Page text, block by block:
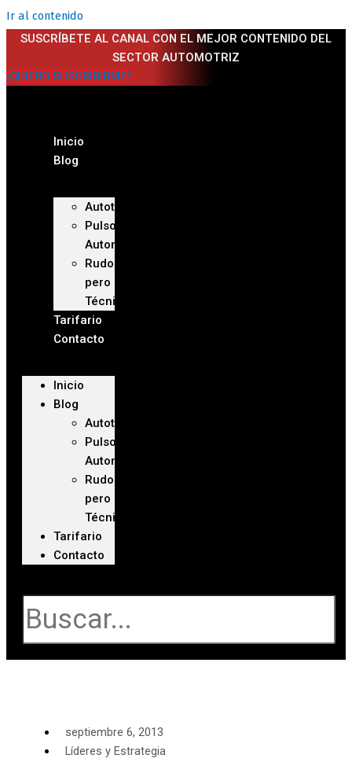
Ir al contenido
SUSCRÍBETE AL CANAL CON EL MEJOR CONTENIDO DEL
SECTOR AUTOMOTRIZ
¡QUIERO SUSCRIBIRME!
Inicio
Blog
Autoteca
Pulso
Automotriz
Rudo
pero
Técnico
Tarifario
Contacto
Inicio
Blog
Autoteca
Pulso
Automotriz
Rudo
pero
Técnico
Tarifario
Contacto
septiembre 6, 2013
Líderes y Estrategia